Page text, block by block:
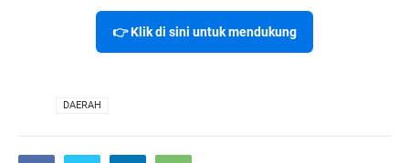
👉 Klik di sini untuk mendukung
DAERAH